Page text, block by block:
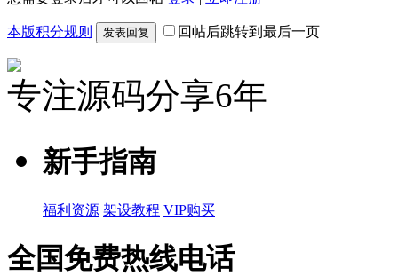
本版积分规则 发表回复 回帖后跳转到最后一页
专注源码分享6年
新手指南
福利资源 架设教程 VIP购买
全国免费热线电话